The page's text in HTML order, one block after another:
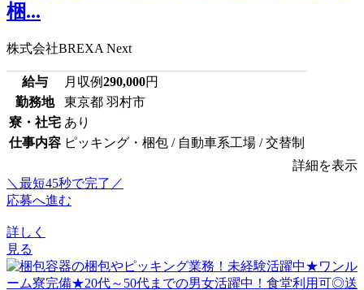
梱...
株式会社BREXA Next
給与 月収例290,000円
勤務地
東京都 羽村市
寮・社宅 あり
仕事内容 ピッキング・梱包 / 自動車系工場 / 交替制
詳細を表示
＼最短45秒で完了／
応募へ進む
詳しく
見る